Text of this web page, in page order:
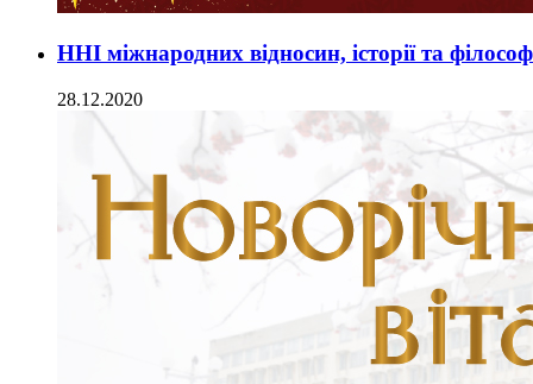
ННІ міжнародних відносин, історії та
28.12.2020